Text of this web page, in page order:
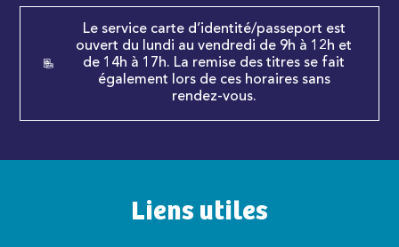
Le service carte d’identité/passeport est
ouvert du lundi au vendredi de 9h à 12h et
de 14h à 17h. La remise des titres se fait
également lors de ces horaires sans
rendez-vous.
Liens utiles